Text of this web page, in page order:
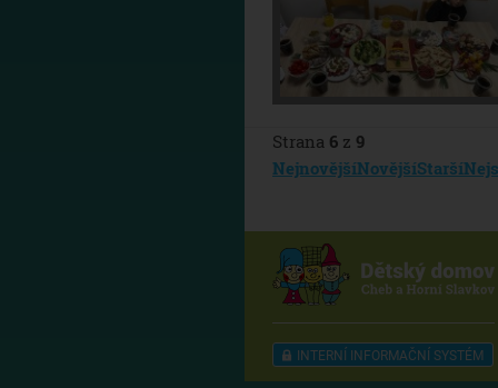
Strana 6 z 9
NejnovějšíNovějšíStarší
INTERNÍ INFORMAČNÍ SYSTÉM